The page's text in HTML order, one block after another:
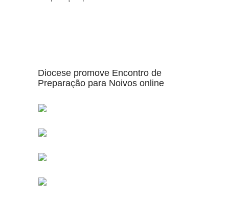
Diocese promove Encontro de
Preparação para Noivos online